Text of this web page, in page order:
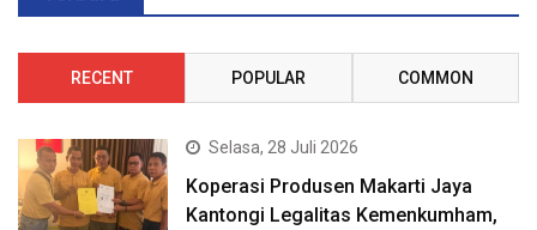
RECENT POPULAR COMMON
Selasa, 28 Juli 2026
Koperasi Produsen Makarti Jaya
Kantongi Legalitas Kemenkumham,